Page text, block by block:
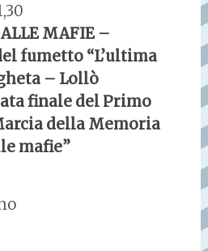
MAFIE –
fumetto “L’ultima
– Lollò
finale del Primo
della Memoria
mafie”